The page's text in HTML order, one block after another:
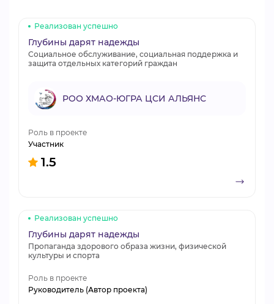
Реализован успешно
Глубины дарят надежды
Социальное обслуживание, социальная поддержка и
защита отдельных категорий граждан
РОО ХМАО-ЮГРА ЦСИ АЛЬЯНС
Роль в проекте
Участник
1.5
Реализован успешно
Глубины дарят надежды
Пропаганда здорового образа жизни, физической
культуры и спорта
Роль в проекте
Руководитель (Автор проекта)